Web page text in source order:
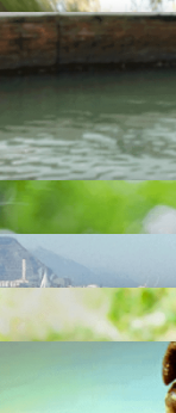
Requisitos para